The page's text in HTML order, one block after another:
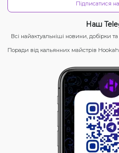
Підписатися
Наш
Всі найактуальніші новини, добірки
Поради від кальянних майстрів